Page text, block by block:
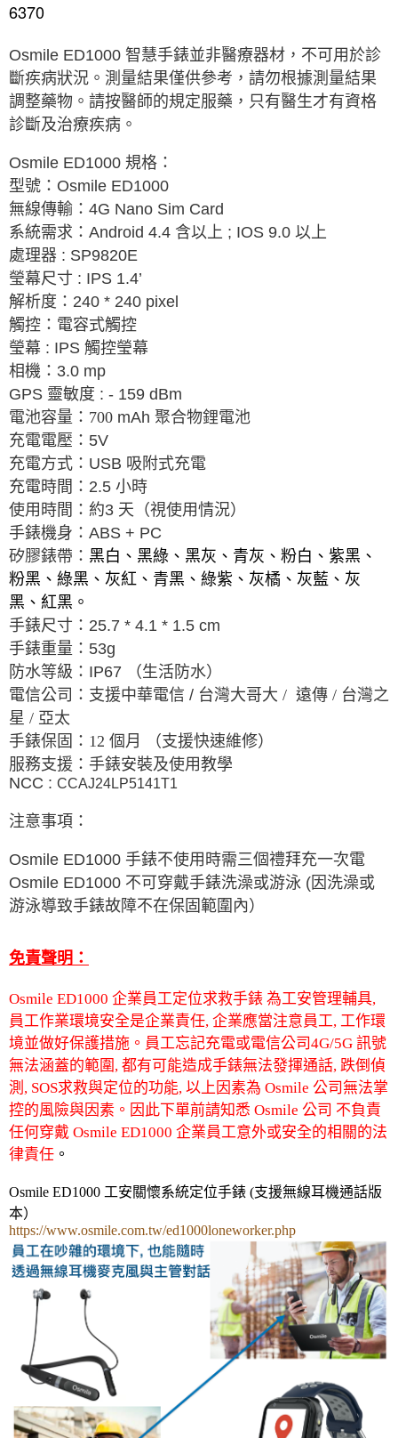
6370
Osmile ED1000 智慧手錶並非醫療器材，不可用於診
斷疾病狀況。測量結果僅供參考，請勿根據測量結果
調整藥物。請按醫師的規定服藥，只有醫生才有資格
診斷及治療疾病。
Osmile ED1000 規格：
型號： Osmile ED1000
無線傳輸： 4G Nano Sim Card
系統需求： Android 4.4 含以上 ; IOS 9.0 以上
處理器 : SP9820E
瑩幕尺寸 : IPS 1.4’
解析度： 240 * 240 pixel
觸控：電容式觸控
瑩幕 : IPS 觸控瑩幕
相機： 3.0 mp
GPS 靈敏度 : - 159 dBm
電池容量：700 mAh 聚合物鋰電池
充電電壓： 5V
充電方式： USB 吸附式充電
充電時間： 2.5 小時
使用時間：約3 天（視使用情況）
手錶機身： ABS + PC
矽膠錶帶： 黑白、黑綠、黑灰、青灰、粉白、紫黑、
粉黑、綠黑、灰紅、青黑、綠紫、灰橘、灰藍、灰
黑、紅黑。
手錶尺寸： 25.7 * 4.1 * 1.5 cm
手錶重量： 53g
防水等級： IP67
（生活防水）
電信公司：支援中華電信 / 台灣大哥大 / 遠傳 / 台灣之
星 / 亞太
手錶保固：12 個月
（支援快速維修）
服務支援：手錶安裝及使用教學
NCC : CCAJ24LP5141T1​
注意事項：
Osmile ED1000 手錶不使用時需三個禮拜充一次電
Osmile ED1000 不可穿戴手錶洗澡或游泳 (因洗澡或
游泳導致手錶故障不在保固範圍內）
免責聲明：
Osmile ED1000 企業員工定位求救手錶 為工安管理輔具,
員工作業環境安全是企業責任, 企業應當注意員工, 工作環
境並做好保護措施。員工忘記充電或電信公司 4G/5G 訊號
無法涵蓋的範圍, 都有可能造成手錶無法發揮通話, 跌倒偵
測, SOS求救與定位的功能, 以上因素為 Osmile 公司無法掌
控的風險與因素。因此下單前請知悉 Osmile 公司 不負責
任何穿戴 Osmile ED1000 企業員工意外或安全的相關的法
律責任 。
Osmile ED1000 工安關懷系統定位手錶 (支援無線耳機通話版
本）
https://www.osmile.com.tw/ed1000loneworker.php